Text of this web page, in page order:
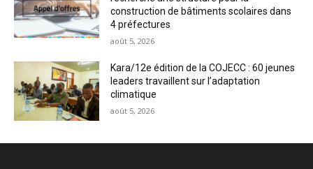
construction de bâtiments scolaires dans
4 préfectures
août 5, 2026
Kara/12e édition de la COJECC : 60 jeunes
leaders travaillent sur l’adaptation
climatique
août 5, 2026